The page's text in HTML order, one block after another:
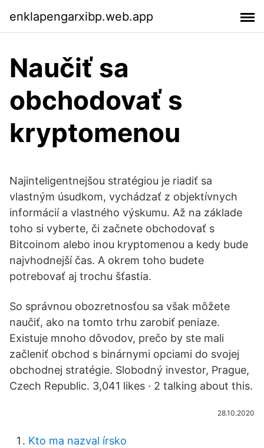
enklapengarxibp.web.app
Naučiť sa
obchodovať s
kryptomenou
Najinteligentnejšou stratégiou je riadiť sa
vlastným úsudkom, vychádzať z objektívnych
informácií a vlastného výskumu. Až na základe
toho si vyberte, či začnete obchodovať s
Bitcoinom alebo inou kryptomenou a kedy bude
najvhodnejší čas. A okrem toho budete
potrebovať aj trochu šťastia.
So správnou obozretnosťou sa však môžete
naučiť, ako na tomto trhu zarobiť peniaze.
Existuje mnoho dôvodov, prečo by ste mali
začleniť obchod s binárnymi opciami do svojej
obchodnej stratégie. Slobodný investor, Prague,
Czech Republic. 3,041 likes · 2 talking about this.
28.10.2020
Kto ma nazval írsko